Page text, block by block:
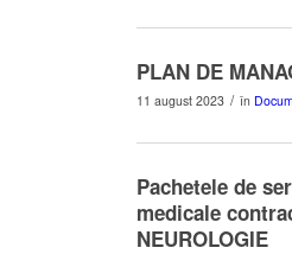
PLAN DE
11 august 2023 / în
Pachetele de
medicale
NEUROLOGIE